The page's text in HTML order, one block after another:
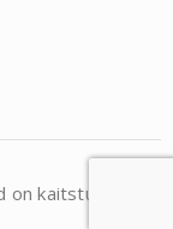
kaitstud.